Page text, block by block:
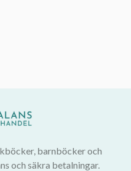
barnböcker och
och säkra betalningar.